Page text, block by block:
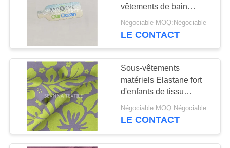
NOUS
CAS
PLAN
SITE
vêtements de bain
réutilisés par largeur de
150cm échouent le
Négociable MOQ:Négociable
LE CONTACT
Sous-vêtements
matériels Elastane fort
d'enfants de tissu
librement de vêtements
de bain respirables
Négociable MOQ:Négociable
LE CONTACT